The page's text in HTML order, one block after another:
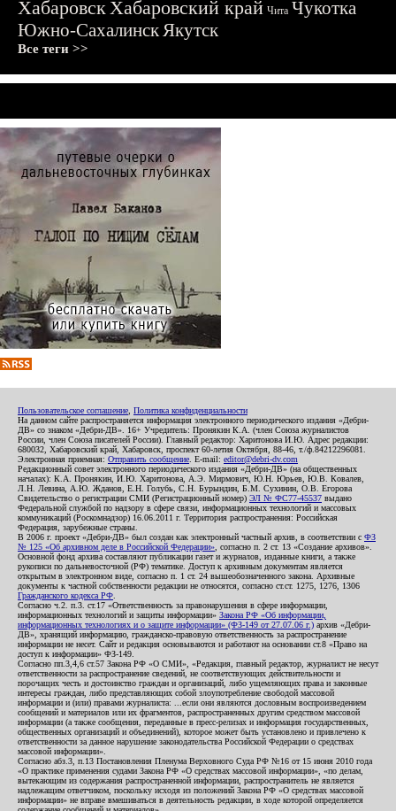
ХабаровскХабаровский край Чита Чукотка
Южно-СахалинскЯкутск
Все теги >>
Пользовательское соглашение Политика конфиденциальности
На данном сайте распространяется информация электронного периодического издания «Дебри-
ДВ» со знаком «Дебри-ДВ». 16+ Учредитель: Пронякин К.А. (член Союза журналистов
России, член Союза писателей России). Главный редактор: Харитонова И.Ю. Адрес редакции:
680032, Хабаровский край, Хабаровск, проспект 60-летия Октября, 88-46, т./ф.84212296081.
Электронная приемная: Отправить сообщение . E-mail: editor@debri-dv.com
Редакционный совет электронного периодического издания «Дебри-ДВ» (на общественных
началах): К.А. Пронякин, И.Ю. Харитонова, А.Э. Мирмович, Ю.Н. Юрьев, Ю.В. Ковалев,
Л.Н. Левина, А.Ю. Жданов, Е.Н. Голубь, С.Н. Бурындин, Б.М. Сухинин, О.В. Егорова
Свидетельство о регистрации СМИ (Регистрационный номер) ЭЛ № ФС77-45537 выдано
Федеральной службой по надзору в сфере связи, информационных технологий и массовых
коммуникаций (Роскомнадзор) 16.06.2011 г. Территория распространения: Российская
Федерация, зарубежные страны.
В 2006 г. проект «Дебри-ДВ» был создан как электронный частный архив, в соответствии с ФЗ
№ 125 «Об архивном деле в Российской Федерации» , согласно п. 2 ст. 13 «Создание архивов».
Основной фонд архива составляют публикации газет и журналов, изданные книги, а также
рукописи по дальневосточной (РФ) тематике. Доступ к архивным документам является
открытым в электронном виде, согласно п. 1 ст. 24 вышеобозначенного закона. Архивные
документы к частной собственности редакции не относятся, согласно ст.ст. 1275, 1276, 1306
Гражданского кодекса РФ
Согласно ч.2. п.3. ст.17 «Ответственность за правонарушения в сфере информации,
информационных технологий и защиты информации» Закона РФ «Об информации,
информационных технологиях и о защите информации» (ФЗ-149 от 27.07.06 г.) архив «Дебри-
ДВ», хранящий информацию, гражданско-правовую ответственность за распространение
информации не несет. Сайт и редакция основываются и работают на основании ст.8 «Право на
доступ к информации» ФЗ-149.
Согласно пп.3,4,6 ст.57 Закона РФ «О СМИ», «Редакция, главный редактор, журналист не несут
ответственности за распространение сведений, не соответствующих действительности и
порочащих честь и достоинство граждан и организаций, либо ущемляющих права и законные
интересы граждан, либо представляющих собой злоупотребление свободой массовой
информации и (или) правами журналиста: ...если они являются дословным воспроизведением
сообщений и материалов или их фрагментов, распространенных другим средством массовой
информации (а также сообщения, переданные в пресс-релизах и информация государственных,
общественных организаций и объединений), которое может быть установлено и привлечено к
ответственности за данное нарушение законодательства Российской Федерации о средствах
массовой информации».
Согласно абз.3, п.13 Постановления Пленума Верховного Суда РФ №16 от 15 июня 2010 года
«О практике применения судами Закона РФ «О средствах массовой информации», «по делам,
вытекающим из содержания распространенной информации, распространитель не является
надлежащим ответчиком, поскольку исходя из положений Закона РФ «О средствах массовой
информации» не вправе вмешиваться в деятельность редакции, в ходе которой определяется